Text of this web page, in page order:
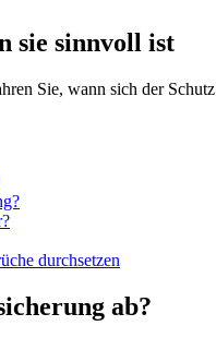
sie sinnvoll ist
Sie, wann sich der
durchsetzen
ab?